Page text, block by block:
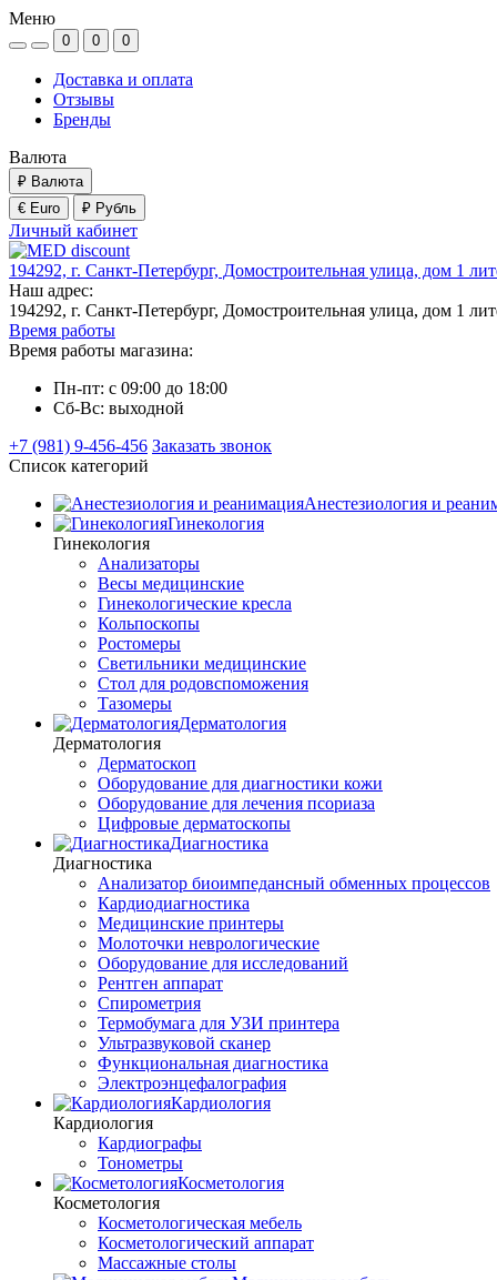
Меню
0 0 0
Доставка и оплата
Отзывы
Бренды
Валюта
₽ Валюта
€ Euro
₽ Рубль
Личный кабинет
194292, г. Санкт-Петербург, Домостроительная улица, дом 1
Наш адрес:
194292, г. Санкт-Петербург, Домостроительная улица, дом 1
Время работы
Время работы магазина:
Пн-пт: с 09:00 до 18:00
Сб-Вс: выходной
+7 (981) 9-456-456 Заказать звонок
Список категорий
Анестезиология и
Гинекология
Гинекология
Анализаторы
Весы медицинские
Гинекологические кресла
Кольпоскопы
Ростомеры
Светильники медицинские
Стол для родовспоможения
Тазомеры
Дерматология
Дерматология
Дерматоскоп
Оборудование для диагностики кожи
Оборудование для лечения псориаза
Цифровые дерматоскопы
Диагностика
Диагностика
Анализатор биоимпедансный обменных процессов
Кардиодиагностика
Медицинские принтеры
Молоточки неврологические
Оборудование для исследований
Рентген аппарат
Спирометрия
Термобумага для УЗИ принтера
Ультразвуковой сканер
Функциональная диагностика
Электроэнцефалография
Кардиология
Кардиология
Кардиографы
Тонометры
Косметология
Косметология
Косметологическая мебель
Косметологический аппарат
Массажные столы